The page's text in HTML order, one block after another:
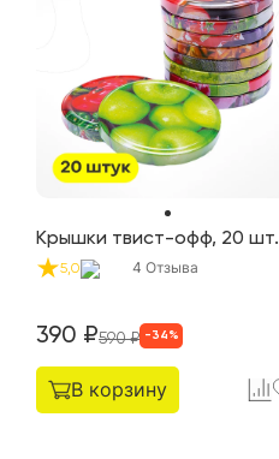
Крышки твист-офф, 20 шт.
5,0 4 Отзыва
390 ₽590₽ - 34 %
В корзину